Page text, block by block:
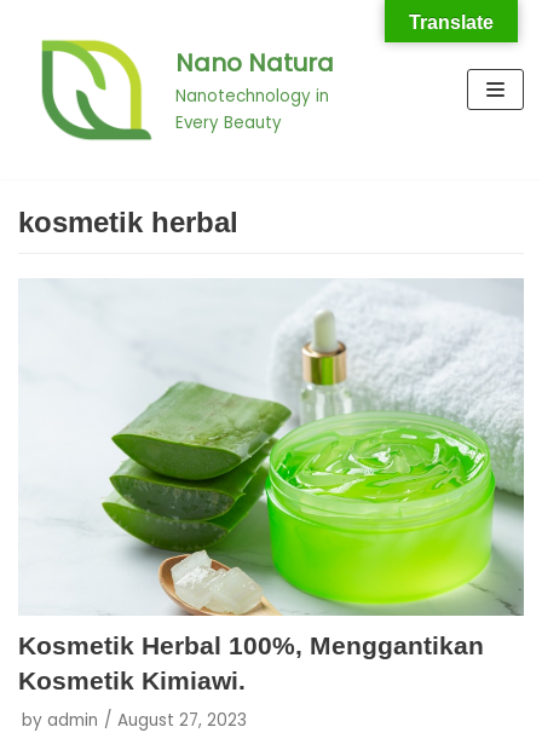
to
content
Nano Natura
Nanotechnology in
Every Beauty
kosmetik herbal
Kosmetik Herbal 100%, Menggantikan
Kosmetik Kimiawi.
by admin August 27, 2023
Translate